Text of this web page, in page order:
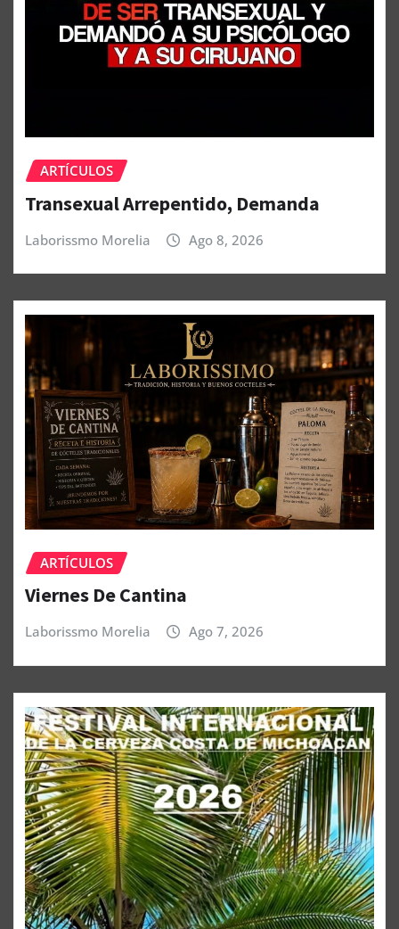
ARTÍCULOS
Transexual Arrepentido, Demanda
Laborissmo Morelia Ago 8, 2026
ARTÍCULOS
Viernes De Cantina
Laborissmo Morelia Ago 7, 2026